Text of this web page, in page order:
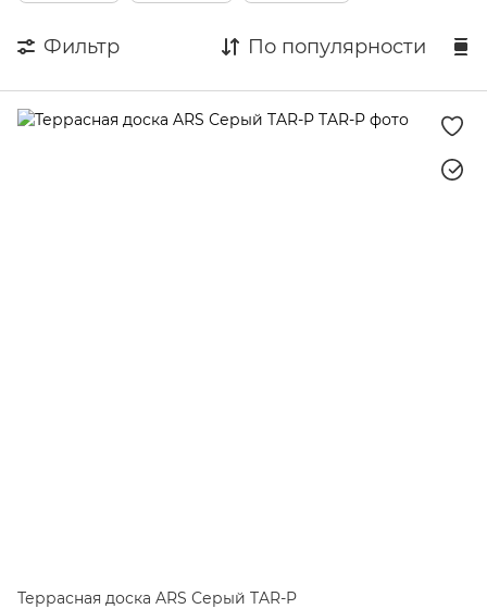
Фильтр По популярности
Террасная доска ARS Серый TAR-P